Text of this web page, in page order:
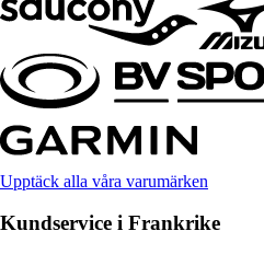
Upptäck alla våra varumärken
Kundservice i Frankrike